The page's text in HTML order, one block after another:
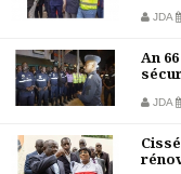
JDA
An
JDA